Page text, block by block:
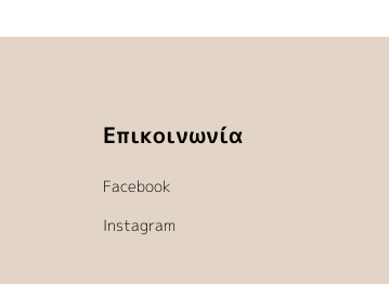
Επικοινωνία
Facebook
Instagram